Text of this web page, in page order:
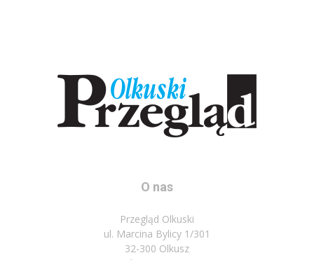
O nas
Przegląd Olkuski
ul. Marcina Bylicy 1/301
32-300 Olkusz